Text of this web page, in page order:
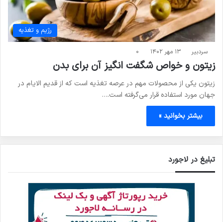
رژیم و تغذیه
سردبیر ۱۳ مهر ۱۴۰۲ ۰
زیتون و خواص شگفت انگیز آن برای بدن
زیتون یکی از محصولات مهم در عرصه تغذیه است که از قدیم الایام در
جهان مورد استفاده قرار می‌گرفته است.…
بیشتر بخوانید »
تبلیغ در لاجورد